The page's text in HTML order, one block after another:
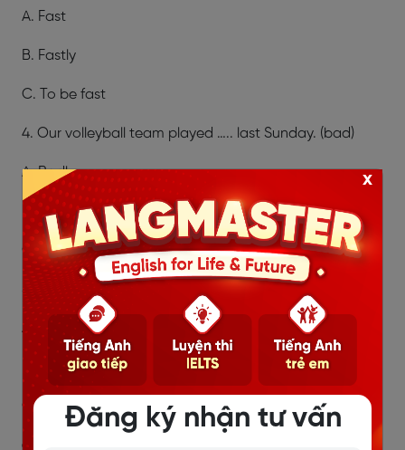
A. Fast
B. Fastly
C. To be fast
4. Our volleyball team played ….. last Sunday. (bad)
A. Badly
B. Bad
C. To be bad
5. This meal smells …… (good)
A. Good
B. Goodly
C. To be good
6. Jenny is …. sad about losing her hat. (terrible)
Đăng ký nhận tư vấn
x